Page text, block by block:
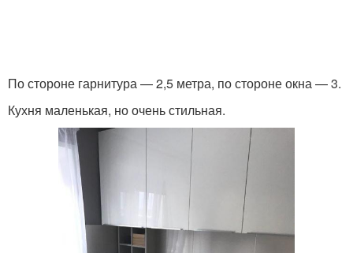
По стороне гарнитура — 2,5 метра, по стороне окна — 3.
Кухня маленькая, но очень стильная.